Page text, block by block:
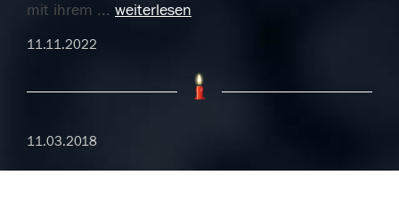
mit ihrem ... weiterlesen
11.11.2022
11.03.2018